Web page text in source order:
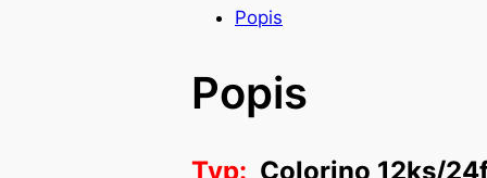
Popis
Popis
Typ: Colorino 12ks/